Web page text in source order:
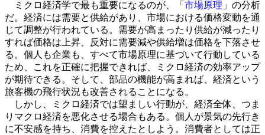
ミクロ経済学で最も重要になるのが、「 市場原理 」の分析
だ。経済には需要と供給があり、市場における価格変動を通
じて調整が行われている。需要が高まったり供給が減ったり
すれば価格は上昇、反対に需要減や供給増は価格を下落させ
る。個人も企業も、すべて市場原理に基づいて行動している
ため、これを正確に把握できれば、ミクロ経済の効率アップ
が期待できる。そして、部品の機能が高まれば、経済という
旅客機の飛行状況も改善されることになる。
しかし、ミクロ経済では望ましい行動が、経済全体、つま
りマクロ経済を悪化させる場合もある。個人が景気の先行き
に不安感を持ち、消費を控えたとしよう。消費者としては正